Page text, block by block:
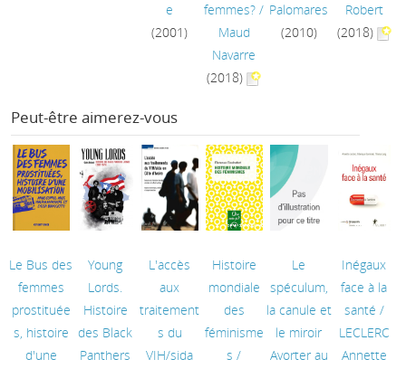
e
(2001)
femmes? /
Maud
Navarre
(2018)
Palomares
(2010)
Robert
(2018)
Peut-être aimerez-vous
Le Bus des
femmes
prostituée
s, histoire
d'une
Young
Lords.
Histoire
des Black
Panthers
L'accès
aux
traitement
s du
VIH/sida
Histoire
mondiale
des
féminisme
s /
Le
spéculum,
la canule et
le miroir
Avorter au
Inégaux
face à la
santé /
LECLERC
Annette